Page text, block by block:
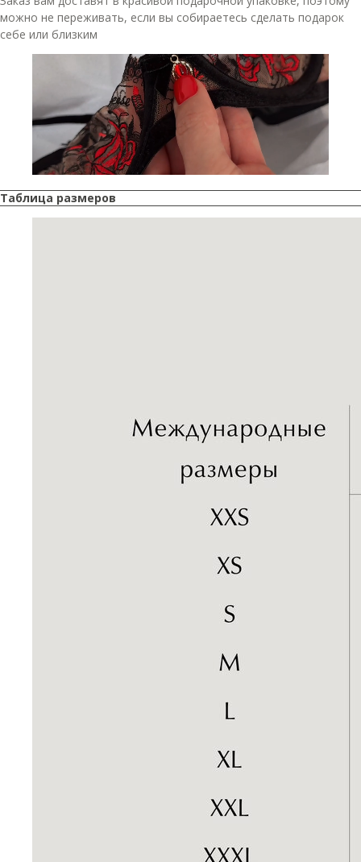
можно не переживать, если вы собираетесь сделать подарок
себе или близким
Таблица размеров